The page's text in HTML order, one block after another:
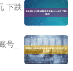
下跌
号_